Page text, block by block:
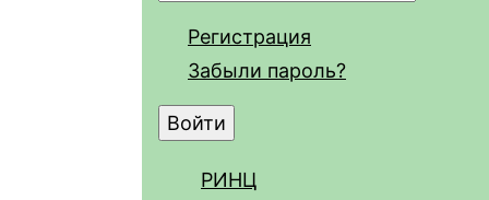
Регистрация
Забыли пароль?
РИНЦ